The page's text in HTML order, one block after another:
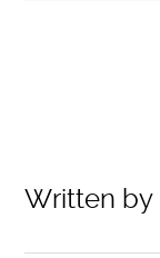
Written by